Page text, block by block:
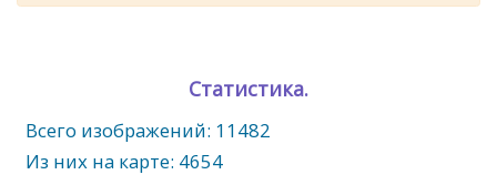
Статистика.
Всего изображений: 11482
Из них на карте: 4654